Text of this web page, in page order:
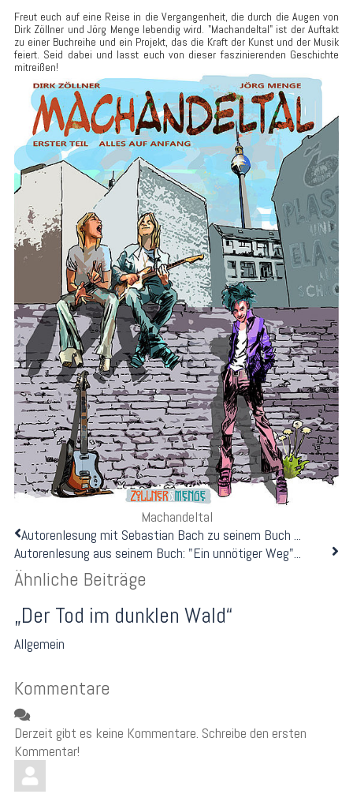
Freut euch auf eine Reise in die Vergangenheit, die durch die Augen von
Dirk Zöllner und Jörg Menge lebendig wird. "Machandeltal" ist der Auftakt
zu einer Buchreihe und ein Projekt, das die Kraft der Kunst und der Musik
feiert. Seid dabei und lasst euch von dieser faszinierenden Geschichte
mitreißen!
Machandeltal
Autorenlesung mit Sebastian Bach zu seinem Buch ...
Autorenlesung aus seinem Buch: "Ein unnötiger Weg"...
Ähnliche Beiträge
„Der Tod im dunklen Wald“
Allgemein
Kommentare
Derzeit gibt es keine Kommentare. Schreibe den ersten
Kommentar!